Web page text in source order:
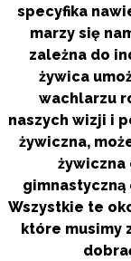
specyfika
marzy się
zależna do
żywica
wachlarzu
naszych wizji i
żywiczna,
żywiczna
gimnastyczną
Wszystkie te
które musimy